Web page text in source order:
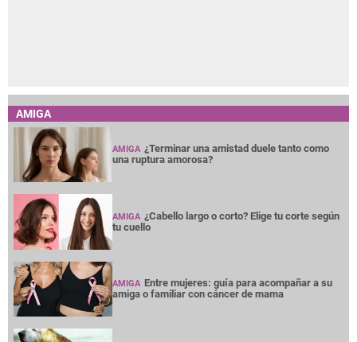
AMIGA
AMIGA ¿Terminar una amistad duele tanto como
una ruptura amorosa?
AMIGA ¿Cabello largo o corto? Elige tu corte según
tu cuello
AMIGA Entre mujeres: guía para acompañar a su
amiga o familiar con cáncer de mama